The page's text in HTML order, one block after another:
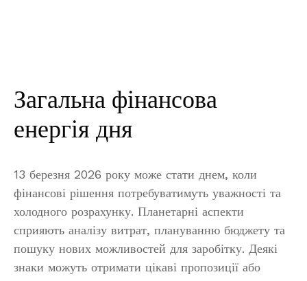
Загальна фінансова
енергія дня
13 березня 2026 року може стати днем, коли
фінансові рішення потребуватимуть уважності та
холодного розрахунку. Планетарні аспекти
сприяють аналізу витрат, плануванню бюджету та
пошуку нових можливостей для заробітку. Деякі
знаки можуть отримати цікаві пропозиції або